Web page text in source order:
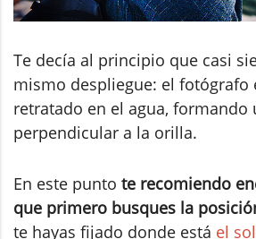
Te decía al principio que casi
mismo despliegue: el fotógrafo
retratado en el agua, formando
perpendicular a la orilla.
En este punto te recomiendo
que primero busques la
te hayas fijado donde está el sol